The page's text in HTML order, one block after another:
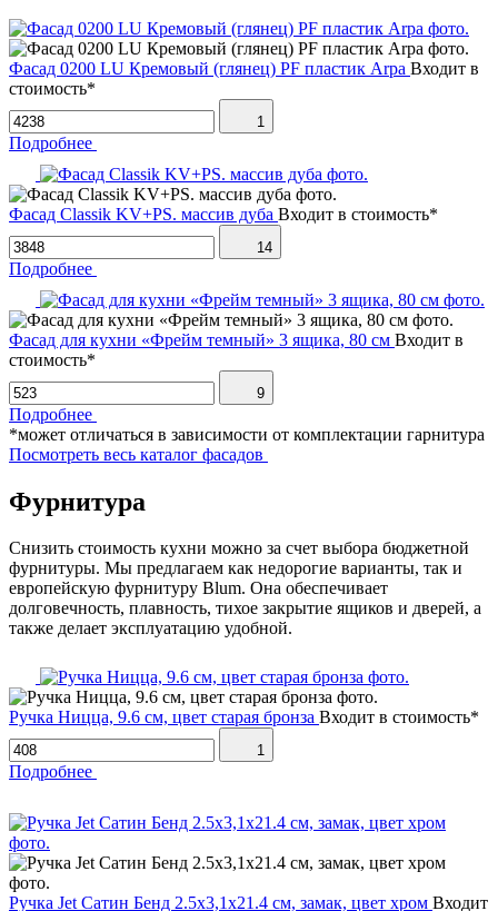
Фасад 0200 LU Кремовый (глянец) PF пластик Arpa Входит в
стоимость*
1
Подробнее
Фасад Classik KV+PS. массив дуба Входит в стоимость*
14
Подробнее
Фасад для кухни «Фрейм темный» 3 ящика, 80 см Входит в
стоимость*
9
Подробнее
*может отличаться в зависимости от комплектации гарнитура
Посмотреть весь каталог фасадов
Фурнитура
Снизить стоимость кухни можно за счет выбора бюджетной
фурнитуры. Мы предлагаем как недорогие варианты, так и
европейскую фурнитуру Blum. Она обеспечивает
долговечность, плавность, тихое закрытие ящиков и дверей, а
также делает эксплуатацию удобной.
Ручка Ницца, 9.6 см, цвет старая бронза Входит в стоимость*
1
Подробнее
Ручка Jet Сатин Бенд 2.5х3,1х21.4 см, замак, цвет хром Входит